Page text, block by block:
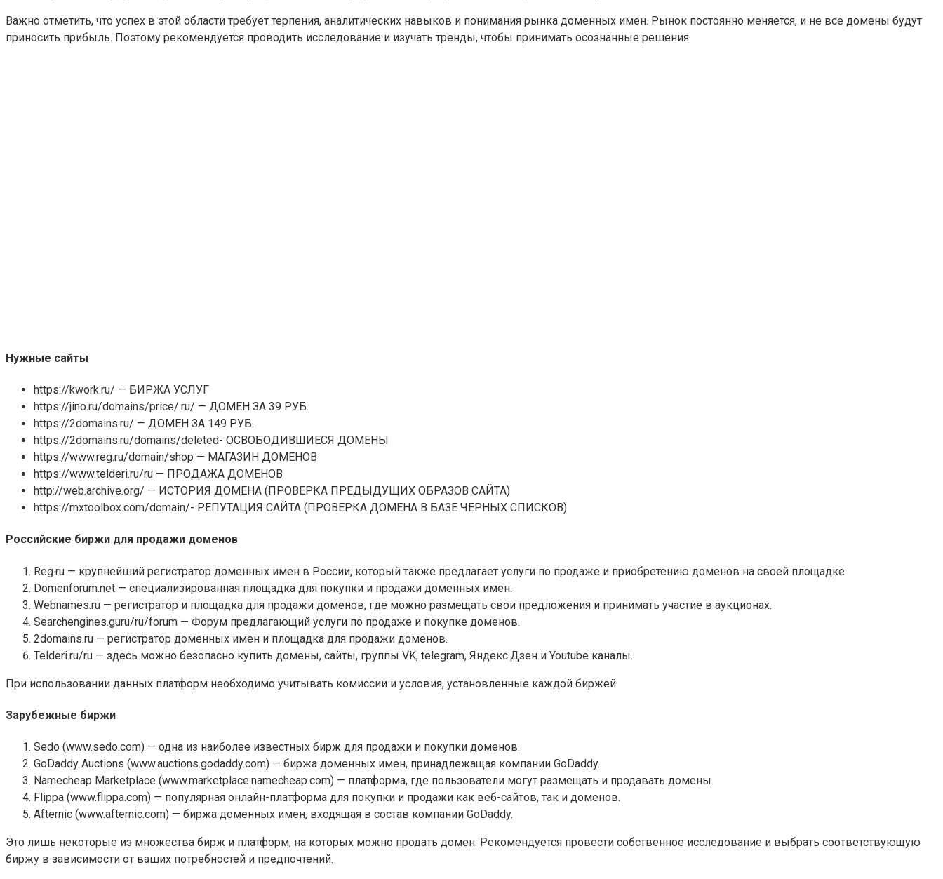
Важно отметить, что успех в этой области требует терпения, аналитических навыков и понимания рынка доменных имен. Рынок постоянно меняется, и не все домены будут
приносить прибыль. Поэтому рекомендуется проводить исследование и изучать тренды, чтобы принимать осознанные решения.
Нужные сайты
https://kwork.ru/ — БИРЖА УСЛУГ
https://jino.ru/domains/price/.ru/ — ДОМЕН ЗА 39 РУБ.
https://2domains.ru/ — ДОМЕН ЗА 149 РУБ.
https://2domains.ru/domains/deleted- ОСВОБОДИВШИЕСЯ ДОМЕНЫ
https://www.reg.ru/domain/shop — МАГАЗИН ДОМЕНОВ
https://www.telderi.ru/ru — ПРОДАЖА ДОМЕНОВ
http://web.archive.org/ — ИСТОРИЯ ДОМЕНА (ПРОВЕРКА ПРЕДЫДУЩИХ ОБРАЗОВ САЙТА)
https://mxtoolbox.com/domain/- РЕПУТАЦИЯ САЙТА (ПРОВЕРКА ДОМЕНА В БАЗЕ ЧЕРНЫХ СПИСКОВ)
Российские биржи для продажи доменов
Reg.ru — крупнейший регистратор доменных имен в России, который также предлагает услуги по продаже и приобретению доменов на своей площадке.
Domenforum.net — специализированная площадка для покупки и продажи доменных имен.
Webnames.ru — регистратор и площадка для продажи доменов, где можно размещать свои предложения и принимать участие в аукционах.
Searchengines.guru/ru/forum — Форум предлагающий услуги по продаже и покупке доменов.
2domains.ru — регистратор доменных имен и площадка для продажи доменов.
Telderi.ru/ru — здесь можно безопасно купить домены, сайты, группы VK, telegram, Яндекс.Дзен и Youtube каналы.
При использовании данных платформ необходимо учитывать комиссии и условия, установленные каждой биржей.
Зарубежные биржи
Sedo (www.sedo.com) — одна из наиболее известных бирж для продажи и покупки доменов.
GoDaddy Auctions (www.auctions.godaddy.com) — биржа доменных имен, принадлежащая компании GoDaddy.
Namecheap Marketplace (www.marketplace.namecheap.com) — платформа, где пользователи могут размещать и продавать домены.
Flippa (www.flippa.com) — популярная онлайн-платформа для покупки и продажи как веб-сайтов, так и доменов.
Afternic (www.afternic.com) — биржа доменных имен, входящая в состав компании GoDaddy.
Это лишь некоторые из множества бирж и платформ, на которых можно продать домен. Рекомендуется провести собственное исследование и выбрать соответствующую
биржу в зависимости от ваших потребностей и предпочтений.